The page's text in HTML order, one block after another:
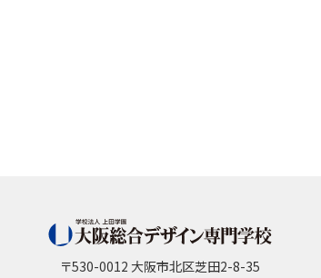
〒530-0012 大阪市北区芝田2-8-35